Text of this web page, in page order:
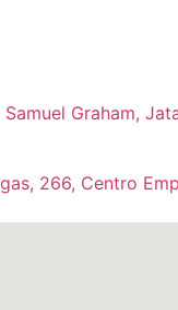
Samuel Graham,
266, Centro